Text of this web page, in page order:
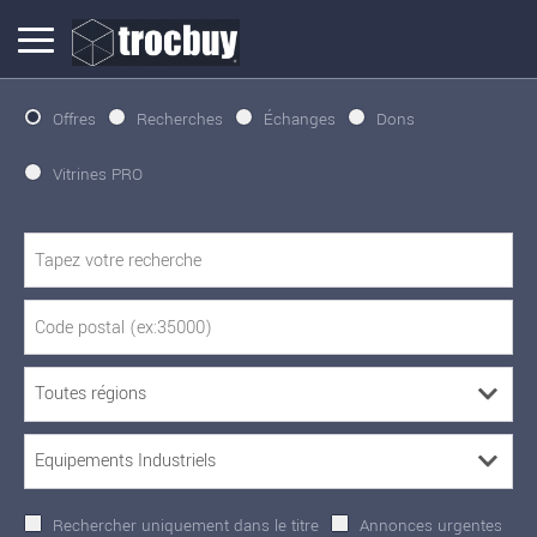
Offres Recherches Échanges Dons
Vitrines PRO
Rechercher uniquement dans le titre Annonces urgentes